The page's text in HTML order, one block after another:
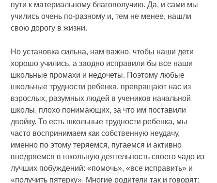
пути к материальному благополучию. Да, и сами мы
учились очень по-разному и, тем не менее, нашли
свою дорогу в жизни.
Но установка сильна, нам важно, чтобы наши дети
хорошо учились, а заодно исправили бы все наши
школьные промахи и недочеты. Поэтому любые
школьные трудности ребенка, превращают нас из
взрослых, разумных людей в учеников начальной
школы, плохо понимающих, за что им поставили
двойку. То есть школьные трудности ребенка, мы
часто воспринимаем как собственную неудачу,
именно по этому теряемся, пугаемся и активно
внедряемся в школьную деятельность своего чадо из
лучших побуждений: «помочь», «все исправить» и
«получить пятерку». Многие родители так и говорят: